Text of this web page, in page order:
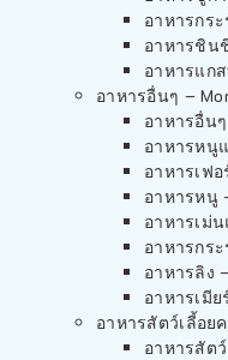
อาหารกร
อาหารชิน
อาหารแก
อาหารอื่นๆ –
อาหารอื่น
อาหารหนู
อาหารเฟอ
อาหารหนู
อาหารเม่
อาหารกร
อาหารลิง
อาหารเมี
อาหารสัตว์เลี้อย
อาหารสัต